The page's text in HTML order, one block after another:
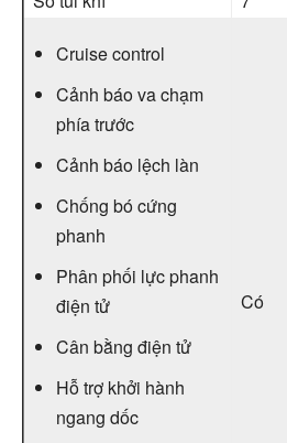
Cruise control
Cảnh báo va chạm
phía trước
Cảnh báo lệch làn
Chống bó cứng
phanh
Phân phối lực phanh
điện tử
Cân bằng điện tử
Hỗ trợ khởi hành
ngang dốc
Có